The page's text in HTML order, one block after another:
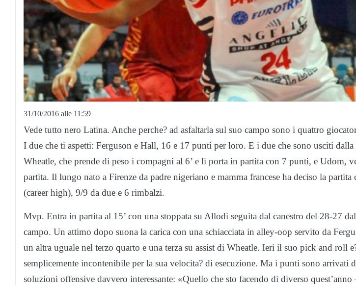
31/10/2016 alle 11:59
Vede tutto nero Latina. Anche perche? ad asfaltarla sul suo campo sono i quattro
I due che ti aspetti: Ferguson e Hall, 16 e 17 punti per loro. E i due che sono usciti dalla
Wheatle, che prende di peso i compagni al 6’ e li porta in partita con 7 punti, e Udom,
partita. Il lungo nato a Firenze da padre nigeriano e mamma francese ha deciso la
(career high), 9/9 da due e 6 rimbalzi.
Mvp. Entra in partita al 15’ con una stoppata su Allodi seguita dal canestro del 28-27
campo. Un attimo dopo suona la carica con una schiacciata in alley-oop servito da
un altra uguale nel terzo quarto e una terza su assist di Wheatle. Ieri il suo pick and roll
semplicemente incontenibile per la sua velocita? di esecuzione. Ma i punti sono arrivati
soluzioni offensive davvero interessante: «Quello che sto facendo di diverso quest’anno